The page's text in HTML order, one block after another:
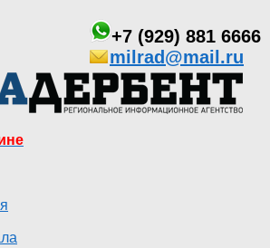
+7 (929) 881 6666
milrad@mail.ru